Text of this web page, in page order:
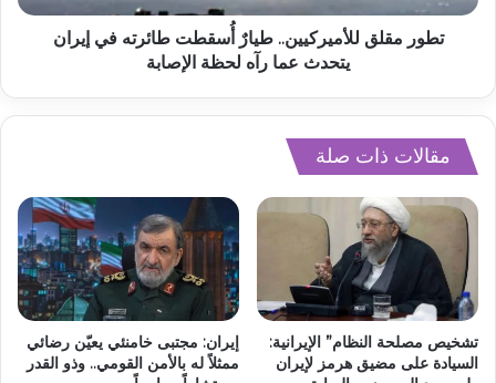
تطور مقلق للأميركيين.. طيارٌ أُسقطت طائرته في إيران
يتحدث عما رآه لحظة الإصابة
مقالات ذات صلة
تشخيص مصلحة النظام” الإيرانية:
السيادة على مضيق هرمز لإيران
إيران: مجتبى خامنئي يعيّن رضائي
ممثلاً له بالأمن القومي.. وذو القدر